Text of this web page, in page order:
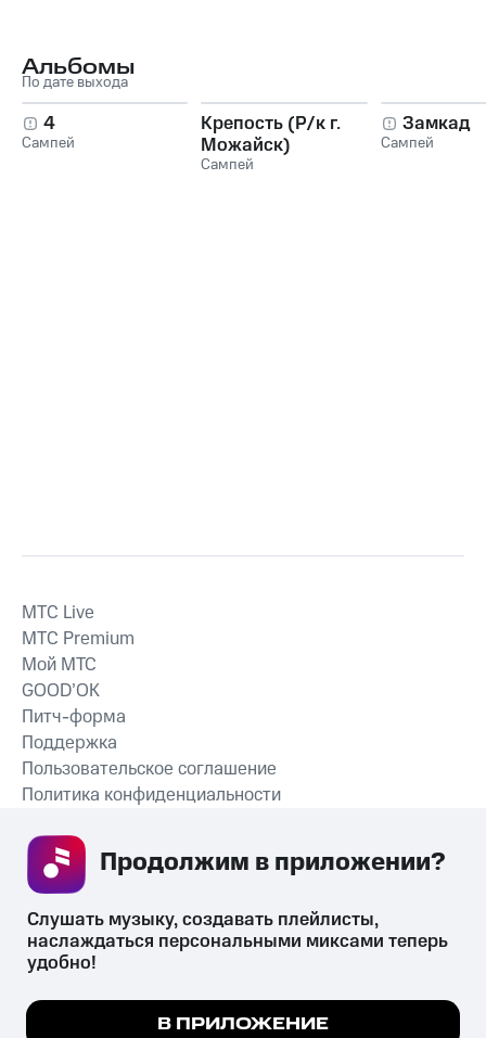
Альбомы
По дате выхода
4
Сампей
Крепость (Р/к г.
Можайск)
Сампей
Замкад
Сампей
СКАЧАТЬ ПРИЛОЖЕНИЕ
MTС Live
MTС Premium
Мой МТС
GOOD’OK
Питч-форма
Поддержка
Пользовательское соглашение
Политика конфиденциальности
психотропных веществ, их аналогов причиняет вред здоровью,
их незаконный оборот запрещён и влечёт установленную
Мы используем куки, чтобы на сайте все
Слушать музыку, создавать плейлисты,
наслаждаться персональными миксами теперь
удобно!
В ПРИЛОЖЕНИЕ